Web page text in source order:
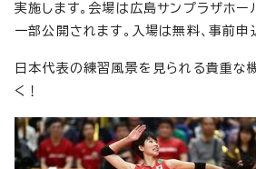
実施します。会場は広島サンプラザホー
一部公開されます。入場は無料、事前申
日本代表の練習風景を見られる貴重な
く！